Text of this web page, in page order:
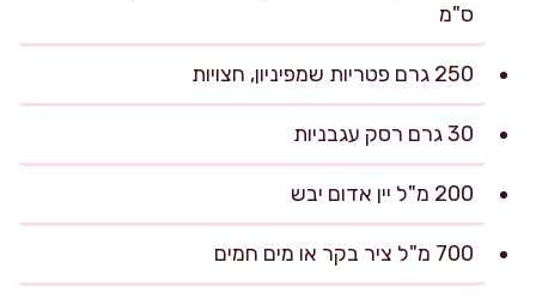
ס"מ
250 גרם פטריות שמפיניון, חצויות
30 גרם רסק עגבניות
200 מ"ל יין אדום יבש
700 מ"ל ציר בקר או מים חמים